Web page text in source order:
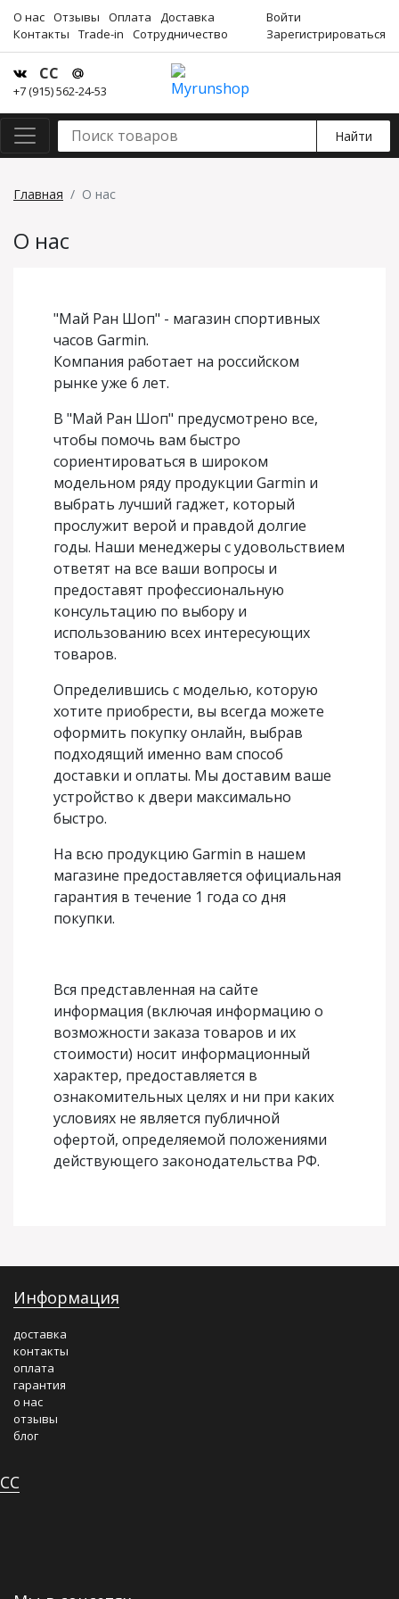
О нас Отзывы Оплата
Доставка
Контакты
Trade-in Сотрудничество
Войти
Зарегистрироваться
СС
+7 (915) 562-24-53
Найти
Главная О нас
О нас
"Май Ран Шоп" - магазин спортивных
часов Garmin.
Компания работает на российском
рынке уже 6 лет.
В "Май Ран Шоп" предусмотрено все,
чтобы помочь вам быстро
сориентироваться в широком
модельном ряду продукции Garmin и
выбрать лучший гаджет, который
прослужит верой и правдой долгие
годы. Наши менеджеры с удовольствием
ответят на все ваши вопросы и
предоставят профессиональную
консультацию по выбору и
использованию всех интересующих
товаров.
Определившись с моделью, которую
хотите приобрести, вы всегда можете
оформить покупку онлайн, выбрав
подходящий именно вам способ
доставки и оплаты. Мы доставим ваше
устройство к двери максимально
быстро.
На всю продукцию Garmin в нашем
магазине предоставляется официальная
гарантия в течение 1 года со дня
покупки.
Вся представленная на сайте
информация (включая информацию о
возможности заказа товаров и их
стоимости) носит информационный
характер, предоставляется в
ознакомительных целях и ни при каких
условиях не является публичной
офертой, определяемой положениями
действующего законодательства РФ.
Информация
доставка
контакты
оплата
гарантия
о нас
отзывы
блог
СС